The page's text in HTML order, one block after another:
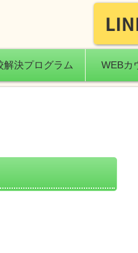
解決プログラム WEBカ